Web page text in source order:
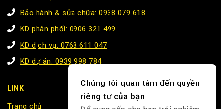
Bảo hành & sửa chữa: 0938 079 618
KD phân phối: 0906 321 499
KD dịch vụ: 0768 611 047
KD dự án: 0939 998 784
LINK
Trang chủ
Chúng tôi quan tâm đến quyền
riêng tư của bạn